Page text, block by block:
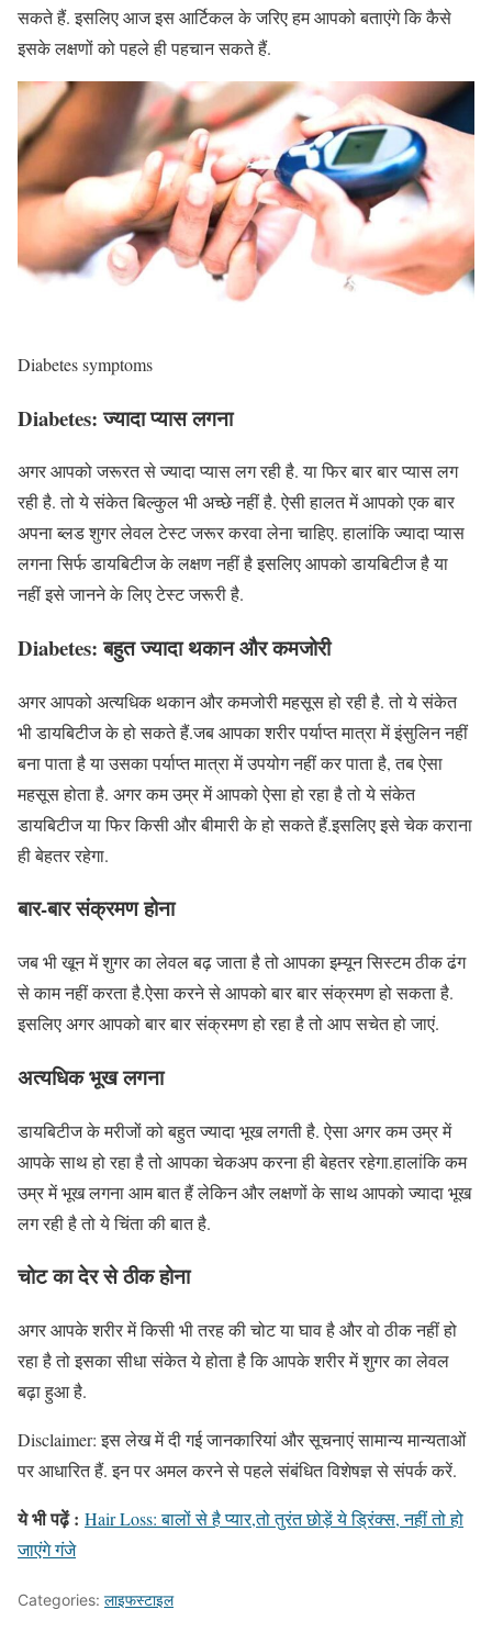
सकते हैं. इसलिए आज इस आर्टिकल के जरिए हम आपको बताएंगे कि कैसे
इसके लक्षणों को पहले ही पहचान सकते हैं.
Diabetes symptoms
Diabetes: ज्यादा प्यास लगना
अगर आपको जरूरत से ज्यादा प्यास लग रही है. या फिर बार बार प्यास लग
रही है. तो ये संकेत बिल्कुल भी अच्छे नहीं है. ऐसी हालत में आपको एक बार
अपना ब्लड शुगर लेवल टेस्ट जरूर करवा लेना चाहिए. हालांकि ज्यादा प्यास
लगना सिर्फ डायबिटीज के लक्षण नहीं है इसलिए आपको डायबिटीज है या
नहीं इसे जानने के लिए टेस्ट जरूरी है.
Diabetes: बहुत ज्यादा थकान और कमजोरी
अगर आपको अत्यधिक थकान और कमजोरी महसूस हो रही है. तो ये संकेत
भी डायबिटीज के हो सकते हैं.जब आपका शरीर पर्याप्त मात्रा में इंसुलिन नहीं
बना पाता है या उसका पर्याप्त मात्रा में उपयोग नहीं कर पाता है, तब ऐसा
महसूस होता है. अगर कम उम्र में आपको ऐसा हो रहा है तो ये संकेत
डायबिटीज या फिर किसी और बीमारी के हो सकते हैं.इसलिए इसे चेक कराना
ही बेहतर रहेगा.
बार-बार संक्रमण होना
जब भी खून में शुगर का लेवल बढ़ जाता है तो आपका इम्यून सिस्टम ठीक ढंग
से काम नहीं करता है.ऐसा करने से आपको बार बार संक्रमण हो सकता है.
इसलिए अगर आपको बार बार संक्रमण हो रहा है तो आप सचेत हो जाएं.
अत्यधिक भूख लगना
डायबिटीज के मरीजों को बहुत ज्यादा भूख लगती है. ऐसा अगर कम उम्र में
आपके साथ हो रहा है तो आपका चेकअप करना ही बेहतर रहेगा.हालांकि कम
उम्र में भूख लगना आम बात हैं लेकिन और लक्षणों के साथ आपको ज्यादा भूख
लग रही है तो ये चिंता की बात है.
चोट का देर से ठीक होना
अगर आपके शरीर में किसी भी तरह की चोट या घाव है और वो ठीक नहीं हो
रहा है तो इसका सीधा संकेत ये होता है कि आपके शरीर में शुगर का लेवल
बढ़ा हुआ है.
Disclaimer: इस लेख में दी गई जानकारियां और सूचनाएं सामान्य मान्यताओं
पर आधारित हैं. इन पर अमल करने से पहले संबंधित विशेषज्ञ से संपर्क करें.
ये भी पढ़ें : Hair Loss: बालों से है प्यार,तो तुरंत छोड़ें ये ड्रिंक्स, नहीं तो हो
जाएंगे गंजे
Categories: लाइफस्टाइल